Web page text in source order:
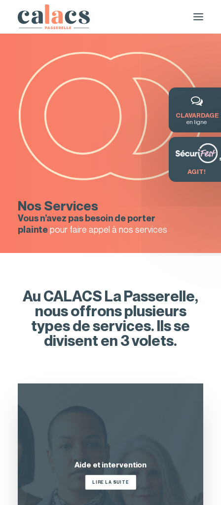
DEMANDE DE SERVICE / FORMATION
Nos Services
Vous n’avez pas besoin de porter
plaintepour faire appel à nos services
Au CALACS La Passerelle,
nous offrons plusieurs
types de services. Ils se
divisent en 3 volets.
Aide et intervention
LIRE LA SUITE
CLAVARDAGE
en ligne
AGIT!